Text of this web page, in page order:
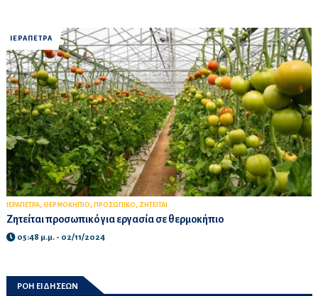
ΙΕΡΑΠΕΤΡΑ
ΙΕΡΑΠΕΤΡΑ, ΘΕΡΜΟΚΗΠΙΟ, ΠΡΟΣΩΠΙΚΟ, ΖΗΤΕΙΤΑΙ
Ζητείται προσωπικό για εργασία σε θερμοκήπιο
05:48 μ.μ. - 02/11/2024
ΡΟΗ ΕΙΔΗΣΕΩΝ